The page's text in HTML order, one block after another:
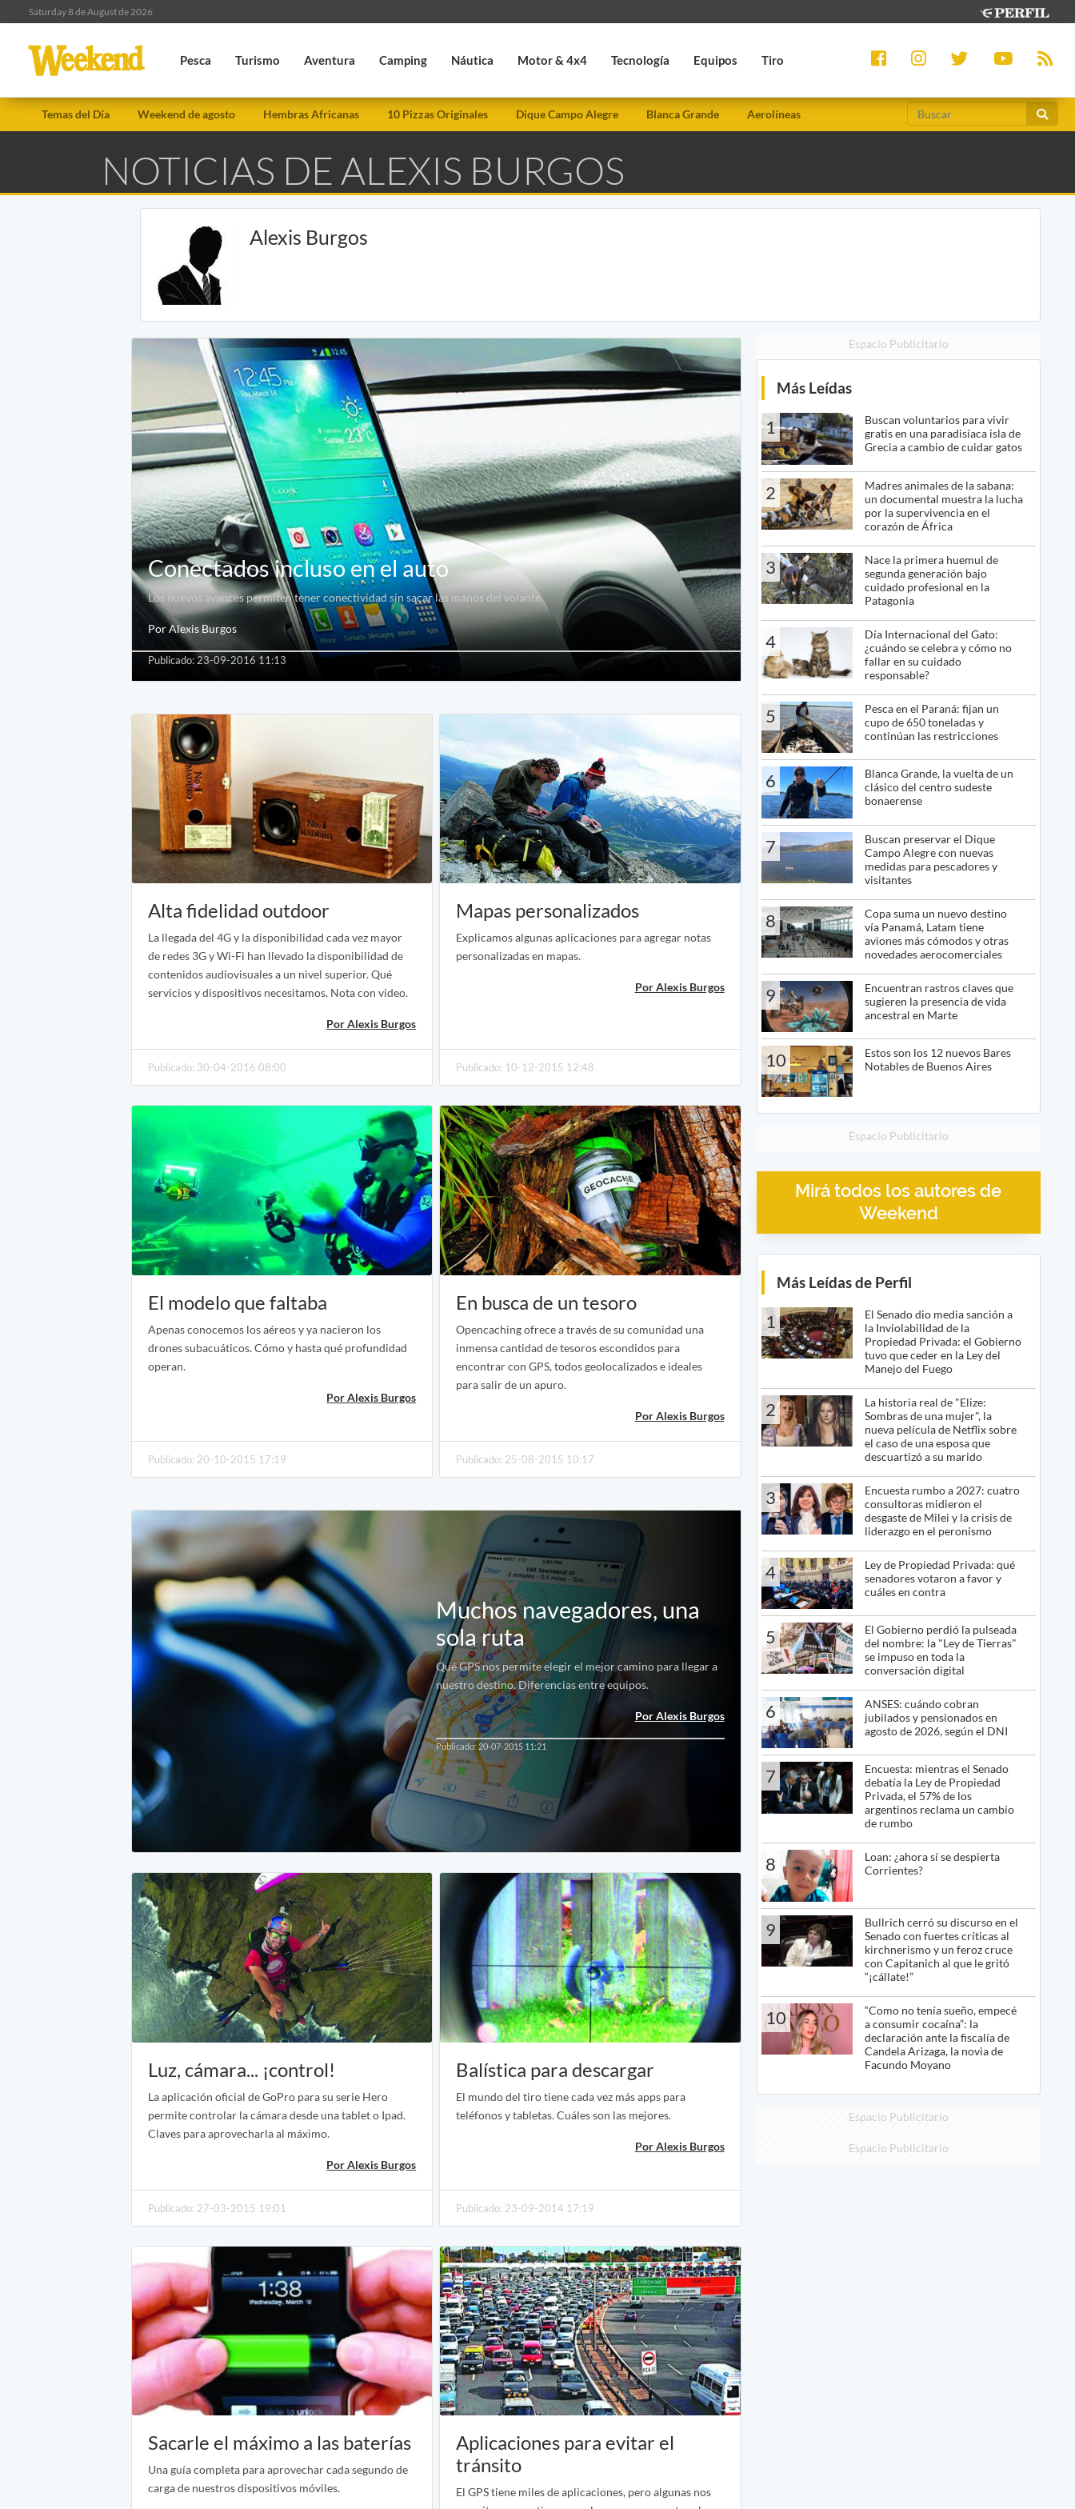
Saturday 8 de August de 2026
Pesca Turismo Aventura Camping Náutica Motor & 4x4 Tecnología Equipos Tiro
Temas del Día Weekend de agosto Hembras Africanas 10 Pizzas Originales Dique Campo Alegre Blanca Grande Aerolíneas
NOTICIAS DE ALEXIS BURGOS
Alexis Burgos
Conectados incluso en el auto
Los nuevos avances permiten tener conectividad sin sacar las manos del volante.
Por Alexis Burgos
Publicado: 23-09-2016 11:13
Alta fidelidad outdoor
La llegada del 4G y la disponibilidad cada vez mayor
de redes 3G y Wi-Fi han llevado la disponibilidad de
contenidos audiovisuales a un nivel superior. Qué
servicios y dispositivos necesitamos. Nota con video.
Por Alexis Burgos
Publicado: 30-04-2016 08:00
Mapas personalizados
Explicamos algunas aplicaciones para agregar notas
personalizadas en mapas.
Por Alexis Burgos
Publicado: 10-12-2015 12:48
El modelo que faltaba
Apenas conocemos los aéreos y ya nacieron los
drones subacuáticos. Cómo y hasta qué profundidad
operan.
Por Alexis Burgos
Publicado: 20-10-2015 17:19
En busca de un tesoro
Opencaching ofrece a través de su comunidad una
inmensa cantidad de tesoros escondidos para
encontrar con GPS, todos geolocalizados e ideales
para salir de un apuro.
Por Alexis Burgos
Publicado: 25-08-2015 10:17
Muchos navegadores, una
sola ruta
Qué GPS nos permite elegir el mejor camino para llegar a
nuestro destino. Diferencias entre equipos.
Por Alexis Burgos
Publicado: 20-07-2015 11:21
Luz, cámara... ¡control!
La aplicación oficial de GoPro para su serie Hero
permite controlar la cámara desde una tablet o Ipad.
Claves para aprovecharla al máximo.
Por Alexis Burgos
Publicado: 27-03-2015 19:01
Balística para descargar
El mundo del tiro tiene cada vez más apps para
teléfonos y tabletas. Cuáles son las mejores.
Por Alexis Burgos
Publicado: 23-09-2014 17:19
Sacarle el máximo a las baterías
Una guía completa para aprovechar cada segundo de
carga de nuestros dispositivos móviles.
Aplicaciones para evitar el
tránsito
El GPS tiene miles de aplicaciones, pero algunas nos
Espacio Publicitario
Más Leídas
1
Buscan voluntarios para vivir
gratis en una paradisíaca isla de
Grecia a cambio de cuidar gatos
2
Madres animales de la sabana:
un documental muestra la lucha
por la supervivencia en el
corazón de África
3
Nace la primera huemul de
segunda generación bajo
cuidado profesional en la
Patagonia
4
Día Internacional del Gato:
¿cuándo se celebra y cómo no
fallar en su cuidado
responsable?
5
Pesca en el Paraná: fijan un
cupo de 650 toneladas y
continúan las restricciones
6
Blanca Grande, la vuelta de un
clásico del centro sudeste
bonaerense
7
Buscan preservar el Dique
Campo Alegre con nuevas
medidas para pescadores y
visitantes
8
Copa suma un nuevo destino
vía Panamá, Latam tiene
aviones más cómodos y otras
novedades aerocomerciales
9
Encuentran rastros claves que
sugieren la presencia de vida
ancestral en Marte
10
Estos son los 12 nuevos Bares
Notables de Buenos Aires
Espacio Publicitario
Mirá todos los autores de
Weekend
Más Leídas de Perfil
1
El Senado dio media sanción a
la Inviolabilidad de la
Propiedad Privada: el Gobierno
tuvo que ceder en la Ley del
Manejo del Fuego
2
La historia real de "Elize:
Sombras de una mujer", la
nueva película de Netflix sobre
el caso de una esposa que
descuartizó a su marido
3
Encuesta rumbo a 2027: cuatro
consultoras midieron el
desgaste de Milei y la crisis de
liderazgo en el peronismo
4
Ley de Propiedad Privada: qué
senadores votaron a favor y
cuáles en contra
5
El Gobierno perdió la pulseada
del nombre: la "Ley de Tierras"
se impuso en toda la
conversación digital
6
ANSES: cuándo cobran
jubilados y pensionados en
agosto de 2026, según el DNI
7
Encuesta: mientras el Senado
debatía la Ley de Propiedad
Privada, el 57% de los
argentinos reclama un cambio
de rumbo
8
Loan: ¿ahora sí se despierta
Corrientes?
9
Bullrich cerró su discurso en el
Senado con fuertes críticas al
kirchnerismo y un feroz cruce
con Capitanich al que le gritó
“¡cállate!”
10
“Como no tenía sueño, empecé
a consumir cocaína”: la
declaración ante la fiscalía de
Candela Arizaga, la novia de
Facundo Moyano
Espacio Publicitario
Espacio Publicitario